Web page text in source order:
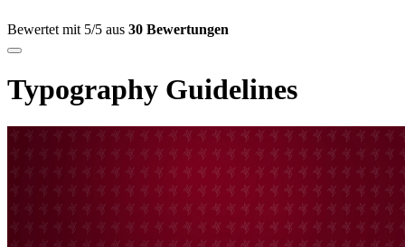
Bewertet mit 5/5 aus 30 Bewertungen
Typography Guidelines